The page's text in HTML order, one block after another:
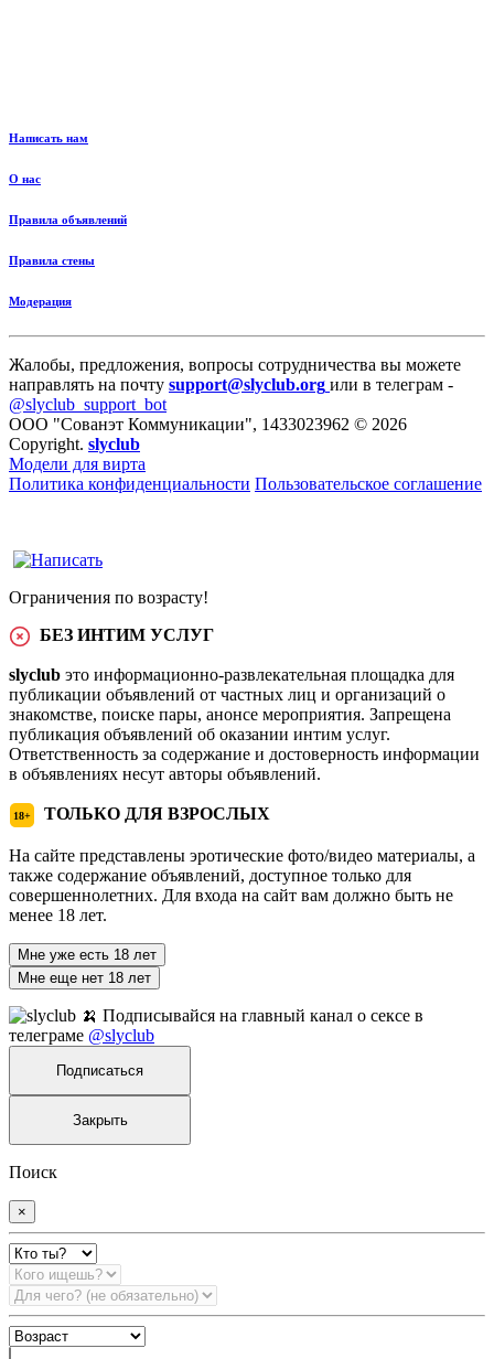
Написать нам
О нас
Правила объявлений
Правила стены
Модерация
Жалобы, предложения, вопросы сотрудничества вы можете
направлять на почту support@slyclub.org или в телеграм -
@slyclub_support_bot
ООО "Сованэт Коммуникации", 1433023962 © 2026
Copyright. slyclub
Модели для вирта
Политика конфиденциальности Пользовательское соглашение
Ограничения по возрасту!
БЕЗ ИНТИМ УСЛУГ
slyclub это информационно-развлекательная площадка для
публикации объявлений от частных лиц и организаций о
знакомстве, поиске пары, анонсе мероприятия. Запрещена
публикация объявлений об оказании интим услуг.
Ответственность за содержание и достоверность информации
в объявлениях несут авторы объявлений.
18+ ТОЛЬКО ДЛЯ ВЗРОСЛЫХ
На сайте представлены эротические фото/видео материалы, а
также содержание объявлений, доступное только для
совершеннолетних. Для входа на сайт вам должно быть не
менее 18 лет.
Мне уже есть 18 лет
Мне еще нет 18 лет
🍌 Подписывайся на главный канал о сексе в
телеграме @slyclub
Подписаться
Закрыть
Поиск
×